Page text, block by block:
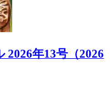
2026年13号（2026